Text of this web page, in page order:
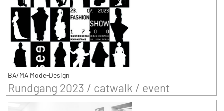
BA/MA Mode-Design
Rundgang 2023 / catwalk / event